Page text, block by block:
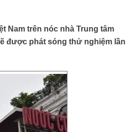
Nam trên nóc nhà Trung tâm
được phát sóng thử nghiệm lần